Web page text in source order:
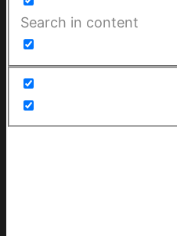
Search in content